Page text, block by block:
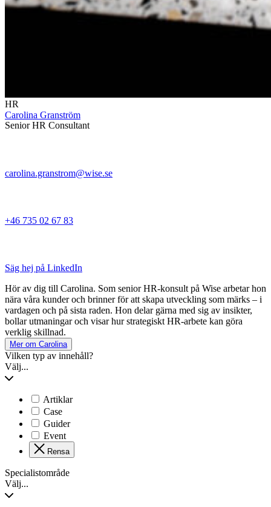
HR
Carolina Granström
Senior HR Consultant
carolina.granstrom@wise.se
+46 735 02 67 83
Säg hej på LinkedIn
Hör av dig till Carolina. Som senior HR-konsult på Wise arbetar hon
nära våra kunder och brinner för att skapa utveckling som märks – i
vardagen och på sista raden. Hon delar gärna med sig av insikter,
bollar utmaningar och visar hur strategiskt HR-arbete kan göra
verklig skillnad.
Mer om Carolina
Vilken typ av innehåll?
Välj...
Artiklar
Case
Guider
Event
Rensa
Specialistområde
Välj...